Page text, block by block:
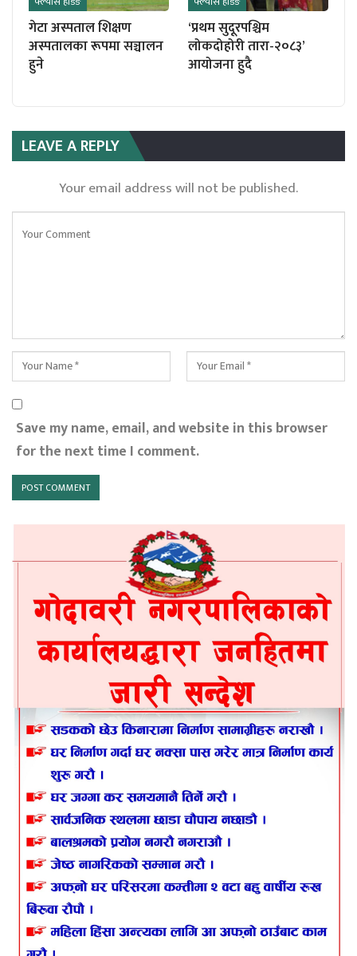
गेटा अस्पताल शिक्षण
अस्पतालका रूपमा सञ्चालन
हुने
‘प्रथम सुदूरपश्चिम
लोकदोहोरी तारा-२०८३’
आयोजना हुदै
LEAVE A REPLY
Your email address will not be published.
Save my name, email, and website in this browser
for the next time I comment.